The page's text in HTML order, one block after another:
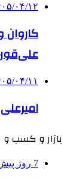
۱۴۰۵/۰۴/
۱۴۰۵/
بازار و کسب و
7 روز پیش